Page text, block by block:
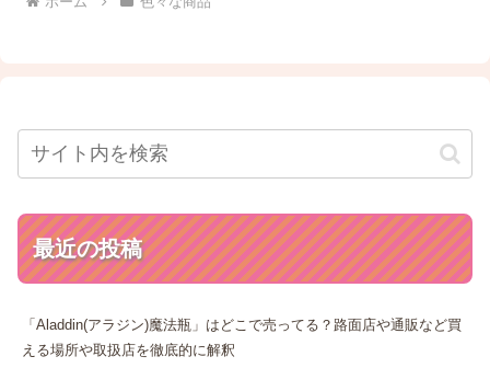
最近の投稿
「Aladdin(アラジン)魔法瓶」はどこで売ってる？路面店や通販など買
える場所や取扱店を徹底的に解釈